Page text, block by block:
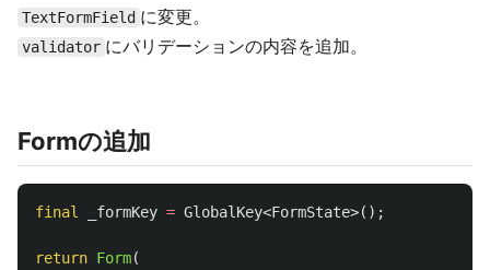
TextFormField に変更。
validator にバリデーションの内容を追加。
Formの追加
final _formKey = GlobalKey<FormState>();
return Form(